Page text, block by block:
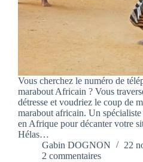
Vous cherchez le numéro de
marabout Africain ? Vous
détresse et voudriez le coup de
marabout africain. Un
en Afrique pour décanter votre
Hélas…
Gabin DOGNON
22
2 commentaires